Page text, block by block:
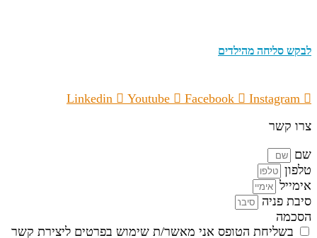
לבקש סליחה מהילדים
Linkedin Youtube Facebook
Instagram
צרו קשר
שם
טלפון
אימייל
סיבת פניה
הסכמה
בשליחת הטופס אני מאשר/ת שימוש בפרטים ליצירת קשר